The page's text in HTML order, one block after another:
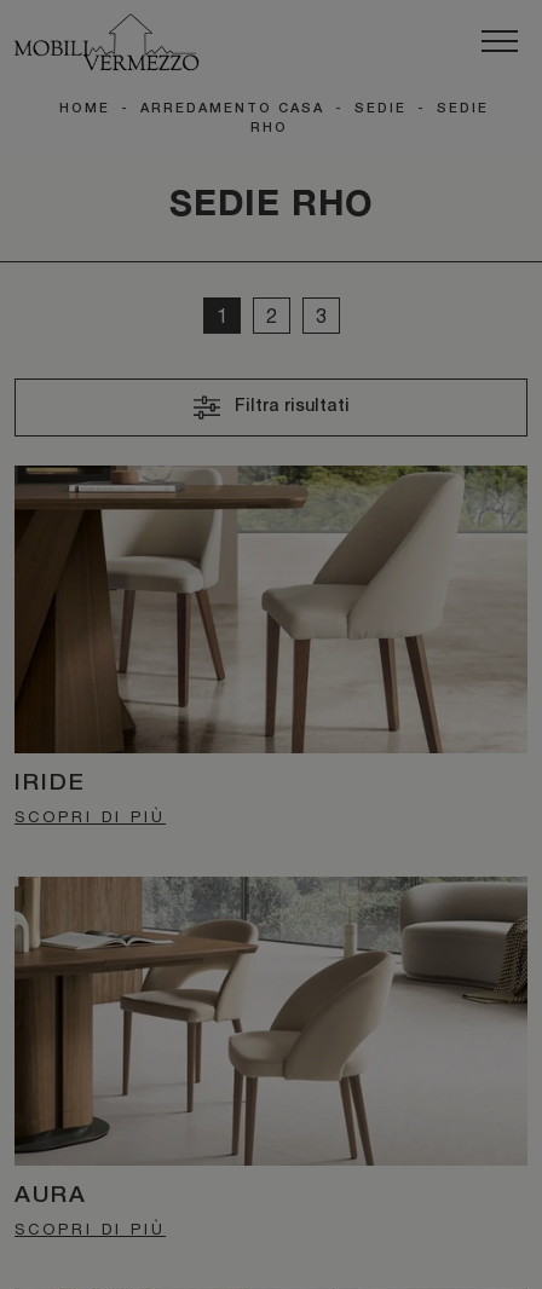
HOME - ARREDAMENTO CASA - SEDIE -
SEDIE
RHO
SEDIE RHO
1 2 3
Filtra risultati
IRIDE
SCOPRI DI PIÙ
AURA
SCOPRI DI PIÙ